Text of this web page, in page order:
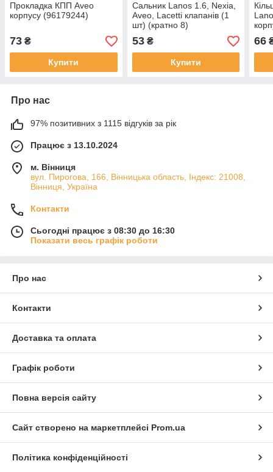
Прокладка КПП Aveo
корпусу (96179244)
73 ₴
Купити
Сальник Lanos 1.6, Nexia,
Aveo, Lacetti клапанів (1
шт) (кратно 8)
(1411BABAI0) (PH)
53₴
Купити
66
Про нас
97% позитивних з 1115 відгуків за рік
Працює з 13.10.2024
м. Вінниця
вул. Пирогова, 166, Вінницька область, Індекс: 21008,
Вінниця, Україна
Контакти
Сьогодні працює з 08:30 до 16:30
Показати весь графік роботи
Про нас
Контакти
Доставка та оплата
Графік роботи
Повна версія сайту
Сайт створено на маркетплейсі Prom.ua
Політика конфіденційності